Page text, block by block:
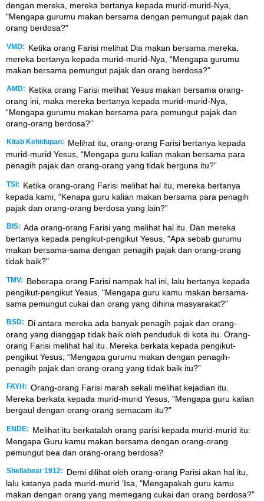
dengan mereka, mereka bertanya kepada murid-murid-Nya,
"Mengapa gurumu makan bersama dengan pemungut pajak dan
orang berdosa?"
VMD:
Ketika orang Farisi melihat Dia makan bersama mereka,
mereka bertanya kepada murid-murid-Nya, “Mengapa gurumu
makan bersama pemungut pajak dan orang berdosa?”
AMD:
Ketika orang Farisi melihat Yesus makan bersama orang-
orang ini, maka mereka bertanya kepada murid-murid-Nya,
“Mengapa gurumu makan bersama para pemungut pajak dan
orang-orang berdosa?”
Kitab Kehidupan:
Melihat itu, orang-orang Farisi bertanya kepada
murid-murid Yesus, “Mengapa guru kalian makan bersama para
penagih pajak dan orang-orang yang tidak berguna itu?”
TSI:
Ketika orang-orang Farisi melihat hal itu, mereka bertanya
kepada kami, “Kenapa guru kalian makan bersama para penagih
pajak dan orang-orang berdosa yang lain?”
BIS: Ada orang-orang Farisi yang melihat hal itu. Dan mereka
bertanya kepada pengikut-pengikut Yesus, "Apa sebab gurumu
makan bersama-sama dengan penagih pajak dan orang-orang
tidak baik?"
TMV:
Beberapa orang Farisi nampak hal ini, lalu bertanya kepada
pengikut-pengikut Yesus, "Mengapa guru kamu makan bersama-
sama pemungut cukai dan orang yang dihina masyarakat?"
BSD:
Di antara mereka ada banyak penagih pajak dan orang-
orang yang dianggap tidak baik oleh penduduk di kota itu. Orang-
orang Farisi melihat hal itu. Mereka berkata kepada pengikut-
pengikut Yesus, “Mengapa gurumu makan dengan penagih-
penagih pajak dan orang-orang yang tidak baik itu?”
FAYH: Orang-orang Farisi marah sekali melihat kejadian itu.
Mereka berkata kepada murid-murid Yesus, "Mengapa guru kalian
bergaul dengan orang-orang semacam itu?"
ENDE:
Melihat itu berkatalah orang parisi kepada murid-murid itu:
Mengapa Guru kamu makan bersama dengan orang-orang
pemungut bea dan orang-orang berdosa?
Shellabear 1912:
Demi dilihat oleh orang-orang Parisi akan hal itu,
lalu katanya pada murid-murid 'Isa, "Mengapakah guru kamu
makan dengan orang yang memegang cukai dan orang berdosa?"